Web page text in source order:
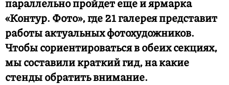
параллельно пройдет еще и ярмарка
«Контур. Фото», где 21 галерея представит
работы актуальных фотохудожников.
Чтобы сориентироваться в обеих секциях,
мы составили краткий гид, на какие
стенды обратить внимание.